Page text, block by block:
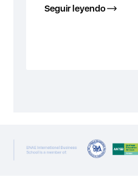
Seguir leyendo